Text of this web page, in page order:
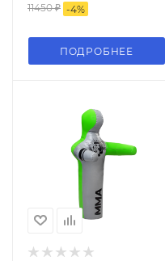
11450 ₽ -4%
ПОДРОБНЕЕ